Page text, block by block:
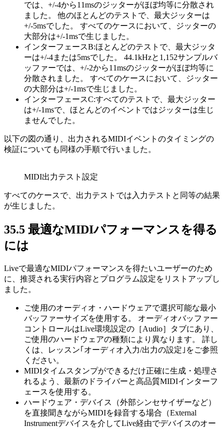
では、+/-4から11msのジッターがほぼ均等に分散され
ました。 他のほとんどのテストで、最大ジッターは
+/-5msでした。 すべてのケースにおいて、ジッターの
大部分は+/-1msで生じました。
インターフェースB:ほとんどのテストで、最大ジッタ
ーは+/-4または5msでした。 44.1kHzと1,152サンプルバ
ッファーでは、+/-2から11msのジッターがほぼ均等に
分散されました。 すべてのケースにおいて、ジッター
の大部分は+/-1msで生じました。
インターフェースC:すべてのテストで、最大ジッター
は+/-1msで、ほとんどのイベントではジッターは生じ
ませんでした。
以下の図の通り、出力されるMIDIイベントのタイミングの
検証についても同様の手順で行いました。
MIDI出力テスト設定
すべてのケースで、出力テストでは入力テストと同等の結果
が生じました。
35.5 最適なMIDIパフォーマンスを得る
には
Liveで最適なMIDIパフォーマンスを得たいユーザーのため
に、推奨される実行内容とプログラム設定をリストアップし
ました。
ご使用のオーディオ・ハードウェアで選択可能な最小
バッファーサイズを使用する。 オーディオバッファー
コントロールはLive環境設定の［Audio］タブにあり、
ご使用のハードウェアの種類により異なります。 詳し
くは、レッスン｢オーディオ入力/出力の設定｣をご参照
ください。
MIDIタイムスタンプができるだけ正確に生成・処理さ
れるよう、最新のドライバーと高品質MIDIインターフ
ェースを使用する。
ハードウェア・デバイス（外部シンセサイザーなど）
を直接聞きながらMIDIを録音する場合（External
Instrumentデバイスを介してLive経由でデバイスのオー